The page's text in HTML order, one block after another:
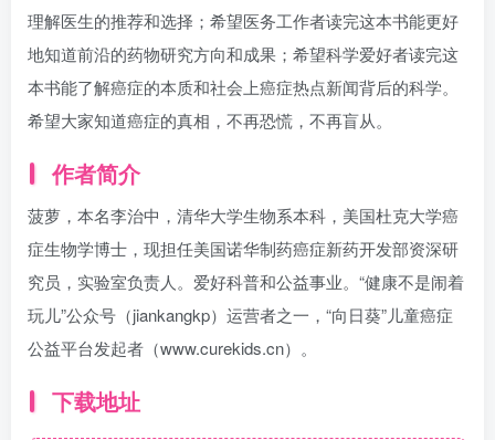
理解医生的推荐和选择；希望医务工作者读完这本书能更好
地知道前沿的药物研究方向和成果；希望科学爱好者读完这
本书能了解癌症的本质和社会上癌症热点新闻背后的科学。
希望大家知道癌症的真相，不再恐慌，不再盲从。
作者简介
菠萝，本名李治中，清华大学生物系本科，美国杜克大学癌
症生物学博士，现担任美国诺华制药癌症新药开发部资深研
究员，实验室负责人。爱好科普和公益事业。“健康不是闹着
玩儿”公众号（jiankangkp）运营者之一，“向日葵”儿童癌症
公益平台发起者（www.curekids.cn）。
下载地址